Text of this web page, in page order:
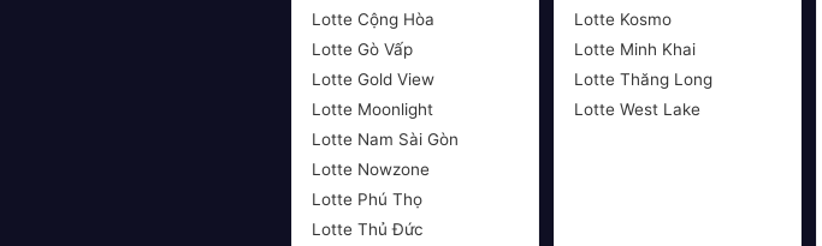
Lotte Cộng Hòa
Lotte Gò Vấp
Lotte Gold View
Lotte Moonlight
Lotte Nam Sài Gòn
Lotte Nowzone
Lotte Phú Thọ
Lotte Thủ Đức
Lotte Kosmo
Lotte Minh Khai
Lotte Thăng Long
Lotte West Lake